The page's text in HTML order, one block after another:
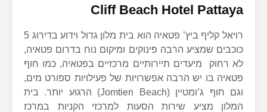
Cliff Beach Hotel Pattaya
רויאל קליף ביץ’ פטאיה הוא בית מלון גדול וידוע בדירוג 5
כוכבים שמציע הרבה פינוקים ומיקום נוח בדרום פטאיה,
לא רחוק מיעדים תיירותיים מרכזיים בפטאיה, כמו חוף
פטאיה בו יש הרבה אפשרויות של פעילויות ספורט מים,
וגם חוף ג’ומטיין (Jomtien Beach) הרגוע יותר. בית
המלון מציע שירות הסעות למרכזי הקניות במרכז